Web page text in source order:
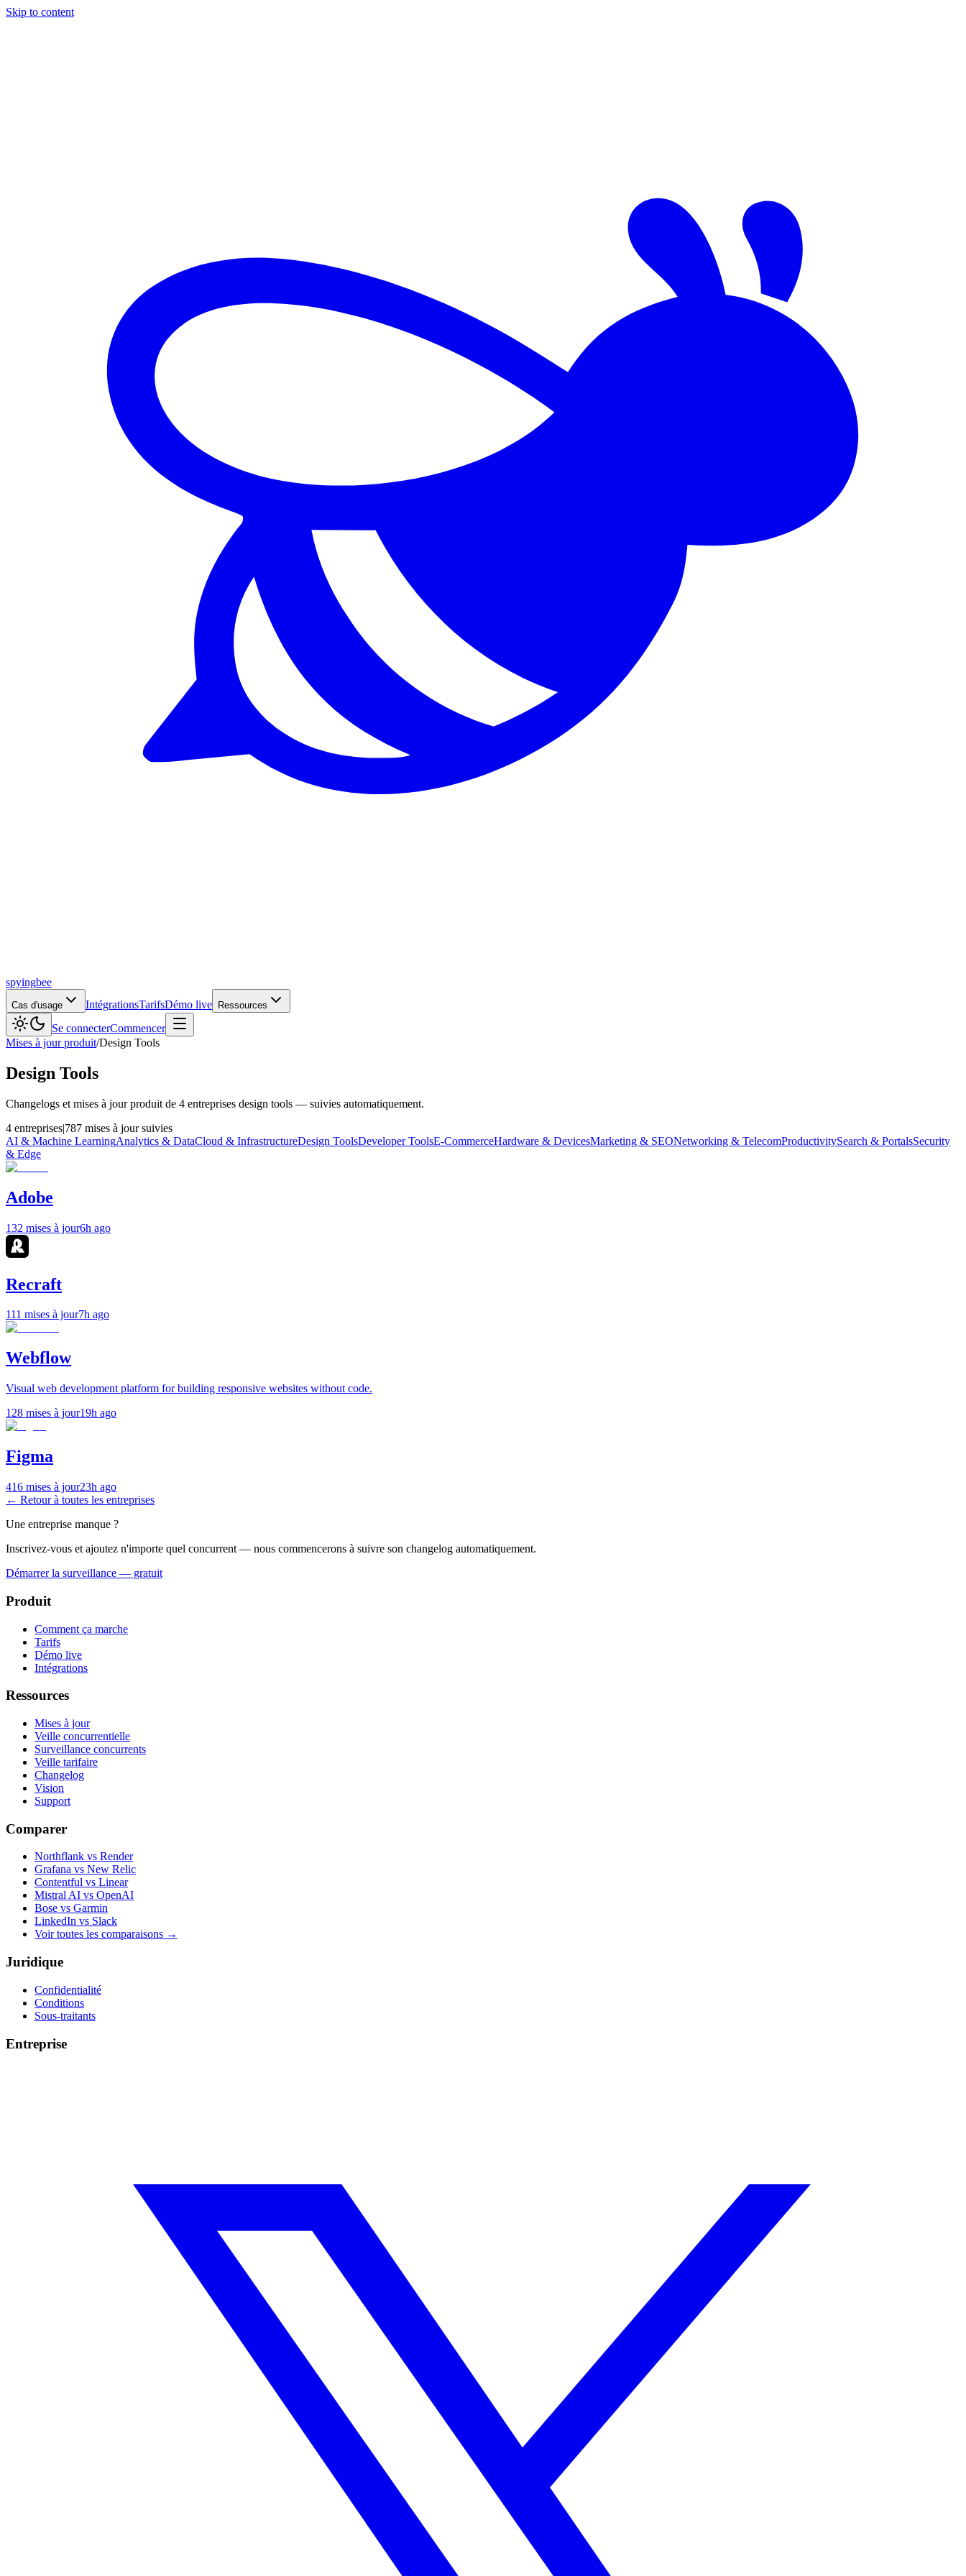
Skip to content
spyingbee
Cas d'usage IntégrationsTarifsDémo live Ressources
Se connecterCommencer
Mises à jour produit/Design Tools
Design Tools
Changelogs et mises à jour produit de 4 entreprises design tools — suivies automatiquement.
4 entreprises|787 mises à jour suivies
AI & Machine LearningAnalytics & DataCloud & InfrastructureDesign ToolsDeveloper ToolsE-CommerceHardware & DevicesMarketing & SEONetworking & TelecomProductivitySearch & PortalsSecurity
& Edge
Adobe
132 mises à jour6h ago
Recraft
111 mises à jour7h ago
Webflow
Visual web development platform for building responsive websites without code.
128 mises à jour19h ago
Figma
416 mises à jour23h ago
← Retour à toutes les entreprises
Une entreprise manque ?
Inscrivez-vous et ajoutez n'importe quel concurrent — nous commencerons à suivre son changelog automatiquement.
Démarrer la surveillance — gratuit
Produit
Comment ça marche
Tarifs
Démo live
Intégrations
Ressources
Mises à jour
Veille concurrentielle
Surveillance concurrents
Veille tarifaire
Changelog
Vision
Support
Comparer
Northflank vs Render
Grafana vs New Relic
Contentful vs Linear
Mistral AI vs OpenAI
Bose vs Garmin
LinkedIn vs Slack
Voir toutes les comparaisons →
Juridique
Confidentialité
Conditions
Sous-traitants
Entreprise